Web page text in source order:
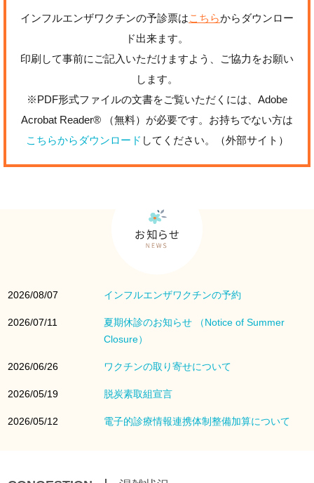
インフルエンザワクチンの予診票はこちらからダウンロー
ド出来ます。
印刷して事前にご記入いただけますよう、ご協力をお願い
します。
※PDF形式ファイルの文書をご覧いただくには、Adobe
Acrobat Reader® （無料）が必要です。お持ちでない方は
こちらからダウンロード してください。（外部サイト）
2026/08/07 インフルエンザワクチンの予約
2026/07/11
夏期休診のお知らせ （Notice of Summer
Closure）
2026/06/26 ワクチンの取り寄せについて
2026/05/19 脱炭素取組宣言
2026/05/12 電子的診療情報連携体制整備加算について